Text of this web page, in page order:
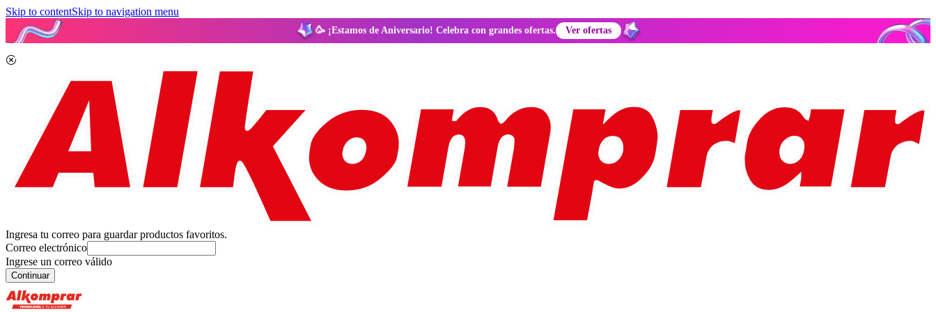
Skip to contentSkip to navigation menu
🥳 ¡Estamos de Aniversario! Celebra con grandes ofertas. Ver ofertas
Ingresa tu correo para guardar productos favoritos.
Correo electrónico
Ingrese un correo válido
Continuar